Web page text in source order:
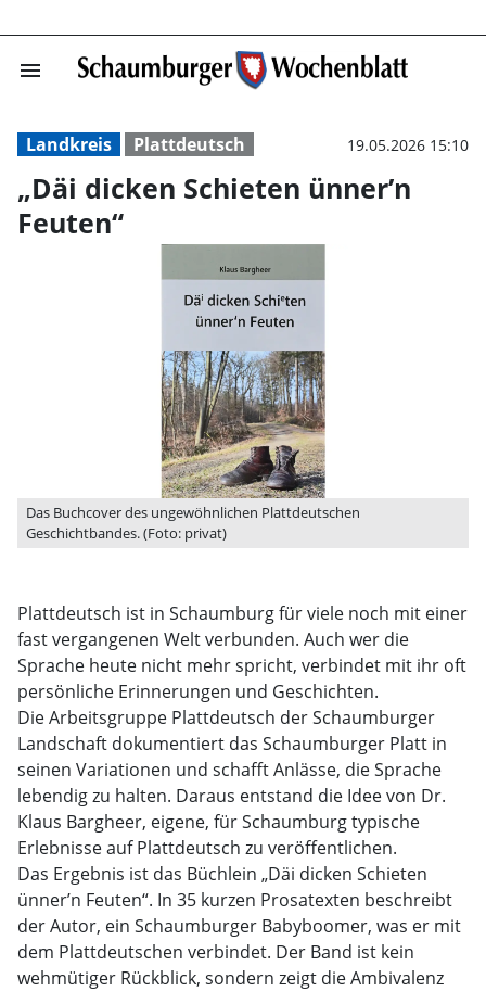
menu „Däi dicken
Landkreis Plattdeutsch 19.05.2026 15:10
„Däi dicken Schieten ünner’n
Feuten“
Das Buchcover des ungewöhnlichen Plattdeutschen
Geschichtbandes. (Foto: privat)
Plattdeutsch ist in Schaumburg für viele noch mit einer
fast vergangenen Welt verbunden. Auch wer die
Sprache heute nicht mehr spricht, verbindet mit ihr oft
persönliche Erinnerungen und Geschichten.
Die Arbeitsgruppe Plattdeutsch der Schaumburger
Landschaft dokumentiert das Schaumburger Platt in
seinen Variationen und schafft Anlässe, die Sprache
lebendig zu halten. Daraus entstand die Idee von Dr.
Klaus Bargheer, eigene, für Schaumburg typische
Erlebnisse auf Plattdeutsch zu veröffentlichen.
Das Ergebnis ist das Büchlein „Däi dicken Schieten
ünner’n Feuten“. In 35 kurzen Prosatexten beschreibt
der Autor, ein Schaumburger Babyboomer, was er mit
dem Plattdeutschen verbindet. Der Band ist kein
wehmütiger Rückblick, sondern zeigt die Ambivalenz